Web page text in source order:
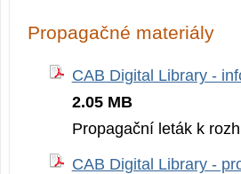
Propagačné materiály
CAB Digital Library -
2.05 MB
Propagační leták k
CAB Digital Library -